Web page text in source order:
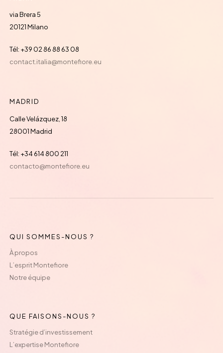
via Brera 5
20121 Milano
Tél: +39 02 86 88 63 08
contact.italia@montefiore.eu
MADRID
Calle Velázquez, 18
28001 Madrid
Tél: +34 614 800 211
contacto@montefiore.eu
QUI SOMMES-NOUS ?
À propos
L’esprit Montefiore
Notre équipe
QUE FAISONS-NOUS ?
Stratégie d’investissement
L’expertise Montefiore